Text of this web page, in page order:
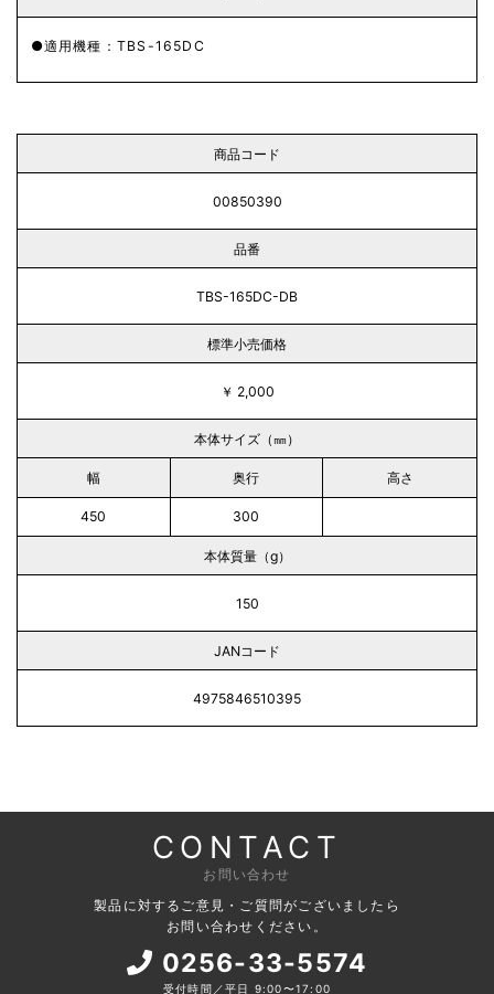
適用機種：TBS-165DC
商品コード
00850390
品番
TBS-165DC-DB
標準小売価格
￥ 2,000
本体サイズ（㎜）
幅 奥行 高さ
450 300
本体質量（g）
150
JANコード
4975846510395
CONTACT
お問い合わせ
製品に対するご意見・ご質問がございましたら
お問い合わせください。
0256-33-5574
受付時間／平日 9:00〜17:00